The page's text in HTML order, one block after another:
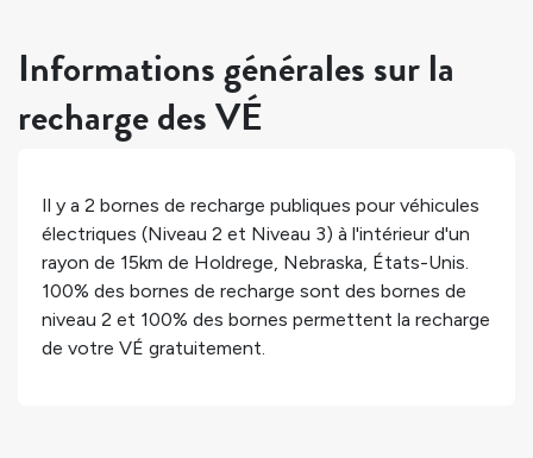
Informations générales sur la
recharge des VÉ
Il y a 2 bornes de recharge publiques pour véhicules
électriques (Niveau 2 et Niveau 3) à l'intérieur d'un
rayon de 15km de Holdrege, Nebraska, États-Unis.
100% des bornes de recharge sont des bornes de
niveau 2 et 100% des bornes permettent la recharge
de votre VÉ gratuitement.